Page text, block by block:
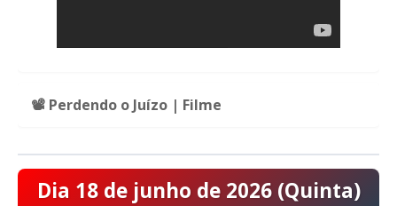
📽️ Perdendo o Juízo | Filme
Dia 18 de junho de 2026 (Quinta)